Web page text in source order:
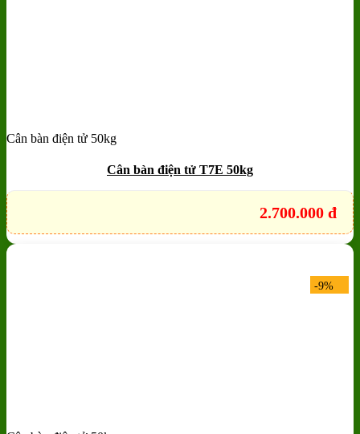
Add to wishlist
Cân bàn điện tử 50kg
Cân bàn điện tử T7E 50kg
2.700.000 đ
-9%